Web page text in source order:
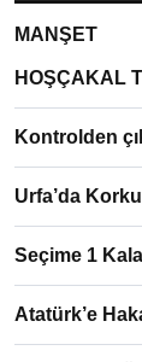
MANŞET
HOŞÇAKAL
Kontrolden
Urfa’da
Seçime 1
Atatürk’e